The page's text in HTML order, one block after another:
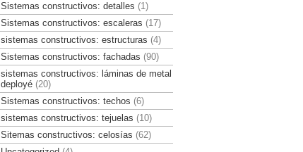
Sistemas constructivos: detalles (1)
Sistemas constructivos: escaleras (17)
sistemas constructivos: estructuras (4)
Sistemas constructivos: fachadas (90)
sistemas constructivos: láminas de metal
deployé(20)
Sistemas constructivos: techos (6)
sistemas constructivos: tejuelas (10)
Sitemas constructivos: celosías (62)